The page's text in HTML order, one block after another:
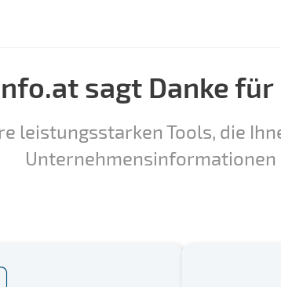
sagt Danke für
leistungsstarken Tools, die
Unternehmensinformationen